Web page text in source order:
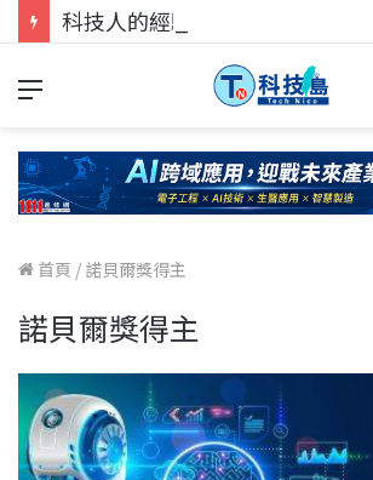
首頁 / 諾貝爾獎得主
諾貝爾獎得主